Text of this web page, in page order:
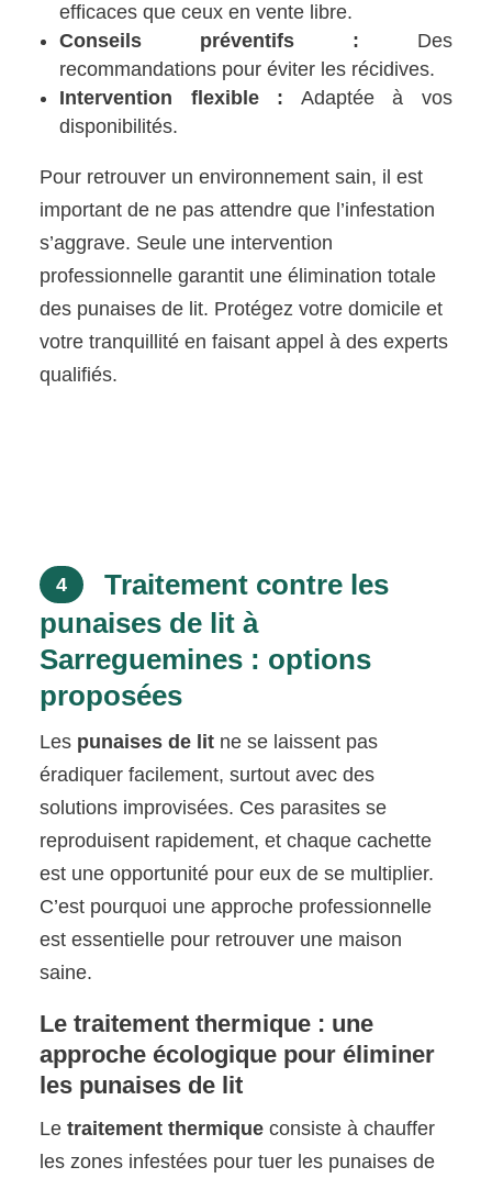
efficaces que ceux en vente libre.
Conseils préventifs : Des
recommandations pour éviter les récidives.
Intervention flexible : Adaptée à vos
disponibilités.
Pour retrouver un environnement sain, il est
important de ne pas attendre que l’infestation
s’aggrave. Seule une intervention
professionnelle garantit une élimination totale
des punaises de lit. Protégez votre domicile et
votre tranquillité en faisant appel à des experts
qualifiés.
4
Traitement contre les
punaises de lit à
Sarreguemines : options
proposées
Les punaises de lit ne se laissent pas
éradiquer facilement, surtout avec des
solutions improvisées. Ces parasites se
reproduisent rapidement, et chaque cachette
est une opportunité pour eux de se multiplier.
C’est pourquoi une approche professionnelle
est essentielle pour retrouver une maison
saine.
Le traitement thermique : une
approche écologique pour éliminer
les punaises de lit
Letraitement thermique consiste à chauffer
les zones infestées pour tuer les punaises de